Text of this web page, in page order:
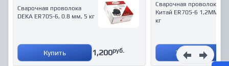
Сварочная проволока
DEKA ER70S-6, 0.8 мм, 5 кг
Купить 1,200руб.
Сварочная проволока
Китай ER70S-6 1,2ММ, 15
кг
Запросить